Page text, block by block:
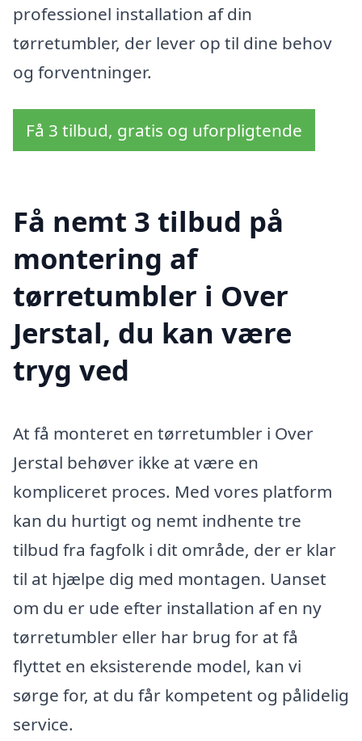
professionel installation af din
tørretumbler, der lever op til dine behov
og forventninger.
Få 3 tilbud, gratis og uforpligtende
Få nemt 3 tilbud på
montering af
tørretumbler i Over
Jerstal, du kan være
tryg ved
At få monteret en tørretumbler i Over
Jerstal behøver ikke at være en
kompliceret proces. Med vores platform
kan du hurtigt og nemt indhente tre
tilbud fra fagfolk i dit område, der er klar
til at hjælpe dig med montagen. Uanset
om du er ude efter installation af en ny
tørretumbler eller har brug for at få
flyttet en eksisterende model, kan vi
sørge for, at du får kompetent og pålidelig
service.